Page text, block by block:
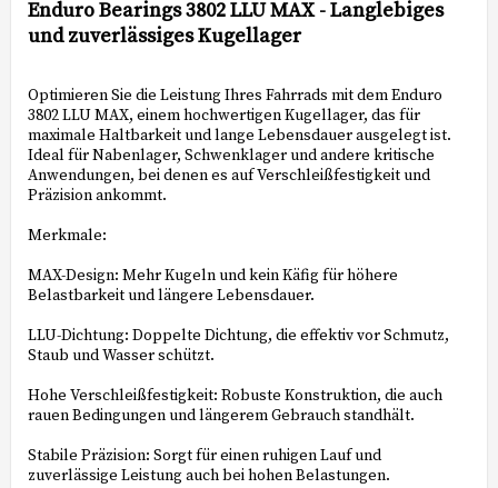
Enduro Bearings 3802 LLU MAX - Langlebiges
und zuverlässiges Kugellager
Optimieren Sie die Leistung Ihres Fahrrads mit dem Enduro
3802 LLU MAX, einem hochwertigen Kugellager, das für
maximale Haltbarkeit und lange Lebensdauer ausgelegt ist.
Ideal für Nabenlager, Schwenklager und andere kritische
Anwendungen, bei denen es auf Verschleißfestigkeit und
Präzision ankommt.
Merkmale:
MAX-Design: Mehr Kugeln und kein Käfig für höhere
Belastbarkeit und längere Lebensdauer.
LLU-Dichtung: Doppelte Dichtung, die effektiv vor Schmutz,
Staub und Wasser schützt.
Hohe Verschleißfestigkeit: Robuste Konstruktion, die auch
rauen Bedingungen und längerem Gebrauch standhält.
Stabile Präzision: Sorgt für einen ruhigen Lauf und
zuverlässige Leistung auch bei hohen Belastungen.